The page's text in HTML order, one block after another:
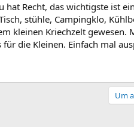
Recht, das wichtigste ist
stühle, Campingklo,
kleinen Kriechzelt gewesen.
die Kleinen. Einfach mal
Um